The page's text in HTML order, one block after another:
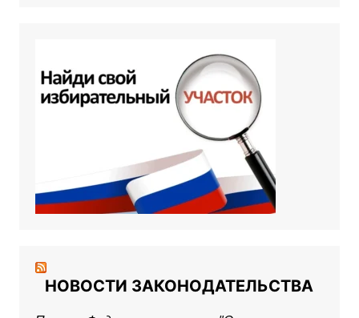
НОВОСТИ ЗАКОНОДАТЕЛЬСТВА